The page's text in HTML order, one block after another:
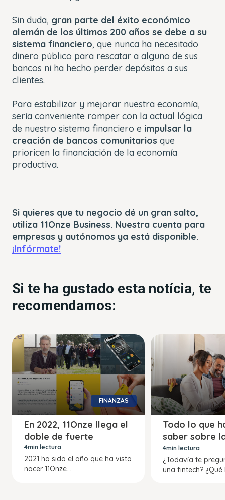
Sin duda, gran parte del éxito económico
alemán de los últimos 200 años se debe a su
sistema financiero, que nunca ha necesitado
dinero público para rescatar a alguno de sus
bancos ni ha hecho perder depósitos a sus
clientes.
Para estabilizar y mejorar nuestra economía,
sería conveniente romper con la actual lógica
de nuestro sistema financiero e impulsar la
creación de bancos comunitarios que
prioricen la financiación de la economía
productiva.
Si quieres que tu negocio dé un gran salto,
utiliza 11Onze Business. Nuestra cuenta para
empresas y autónomos ya está disponible.
¡Infórmate!
Si te ha gustado esta notícia, te
recomendamos:
FINANZAS
En 2022, 11Onze llega el
doble de fuerte
4min lectura
2021 ha sido el año que ha visto
nacer 11Onze...
Todo lo que
saber sobre
banca
4min lectura
¿Todavía te
una fintech? ¿Qué